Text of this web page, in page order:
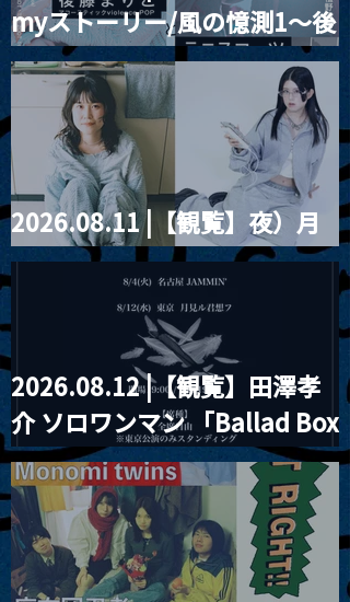
myストーリー/風の憶測1～後
藤まりこアコースティック
violence POPとテニスコー
ツ」
2026.08.11 |【観覧】夜）月
見ル君想フpre. Sugar Shock
2026.08.12 |【観覧】田澤孝
介 ソロワンマン 「Ballad Box
2026」